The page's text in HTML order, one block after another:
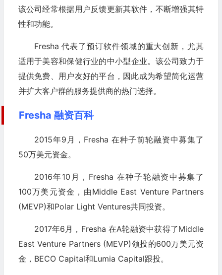
该公司经常根据用户反馈更新其软件，不断增强其特
性和功能。
Fresha 代表了预订软件领域的重大创新，尤其
适用于美容和保健行业的中小型企业。该公司致力于
提供免费、用户友好的平台，因此成为希望​​简化运营
并扩大客户群的服务提供商的热门选择。
Fresha 融资百科
2015年9月，Fresha 在种子前轮融资中募集了
50万美元资金。
2016年10月，Fresha 在种子轮融资中募集了
100万美元资金，由Middle East Venture Partners
(MEVP)和Polar Light Ventures共同投资。
2017年6月，Fresha 在A轮融资中获得了Middle
East Venture Partners (MEVP)领投的600万美元资
金，BECO Capital和Lumia Capital跟投。